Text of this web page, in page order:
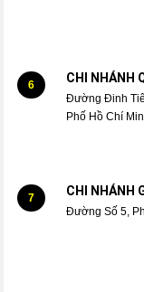
6 CHI NHÁNH
Đường Đinh
Phố Hồ Chí
7 CHI NHÁNH
Đường Số 5,